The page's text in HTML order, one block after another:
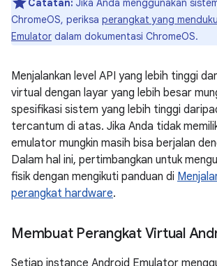
Catatan: Jika Anda menggunakan
ChromeOS, periksa perangkat yang
Emulator dalam dokumentasi ChromeOS.
Menjalankan level API yang lebih tinggi
virtual dengan layar yang lebih besar
spesifikasi sistem yang lebih tinggi
tercantum di atas. Jika Anda tidak
emulator mungkin masih bisa berjalan
Dalam hal ini, pertimbangkan untuk
fisik dengan mengikuti panduan di
perangkat hardware.
Membuat Perangkat Virtual
Setiap instance Android Emulator